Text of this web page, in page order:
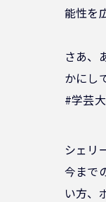
能性を
さあ、
かにし
#学芸
シェリ
今まで
い方、